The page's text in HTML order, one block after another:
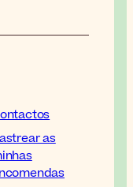
as